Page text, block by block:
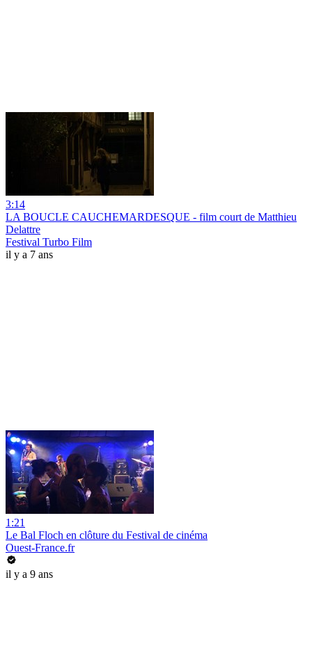
3:14
LA BOUCLE CAUCHEMARDESQUE - film court de Matthieu
Delattre
Festival Turbo Film
il y a 7 ans
1:21
Le Bal Floch en clôture du Festival de cinéma
Ouest-France.fr
il y a 9 ans